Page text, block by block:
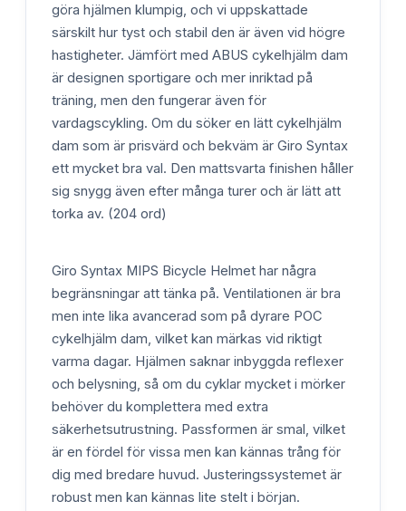
göra hjälmen klumpig, och vi uppskattade
särskilt hur tyst och stabil den är även vid högre
hastigheter. Jämfört med ABUS cykelhjälm dam
är designen sportigare och mer inriktad på
träning, men den fungerar även för
vardagscykling. Om du söker en lätt cykelhjälm
dam som är prisvärd och bekväm är Giro Syntax
ett mycket bra val. Den mattsvarta finishen håller
sig snygg även efter många turer och är lätt att
torka av. (204 ord)
Giro Syntax MIPS Bicycle Helmet har några
begränsningar att tänka på. Ventilationen är bra
men inte lika avancerad som på dyrare POC
cykelhjälm dam, vilket kan märkas vid riktigt
varma dagar. Hjälmen saknar inbyggda reflexer
och belysning, så om du cyklar mycket i mörker
behöver du komplettera med extra
säkerhetsutrustning. Passformen är smal, vilket
är en fördel för vissa men kan kännas trång för
dig med bredare huvud. Justeringssystemet är
robust men kan kännas lite stelt i början.